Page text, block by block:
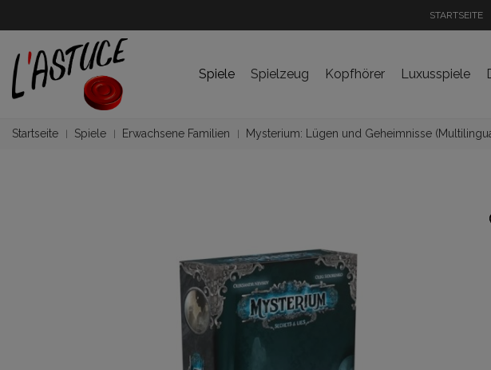
STARTSEITE
Spiele Spielzeug Kopfhörer Luxusspiele
Startseite Spiele Erwachsene Familien Mysterium: Lügen und Geheimnisse